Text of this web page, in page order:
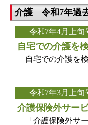
介護 令和7年過
令和7年4月上旬
自宅での介護を
自宅での介護を
令和7年3月上旬
介護保険外サー
「介護保険外サ